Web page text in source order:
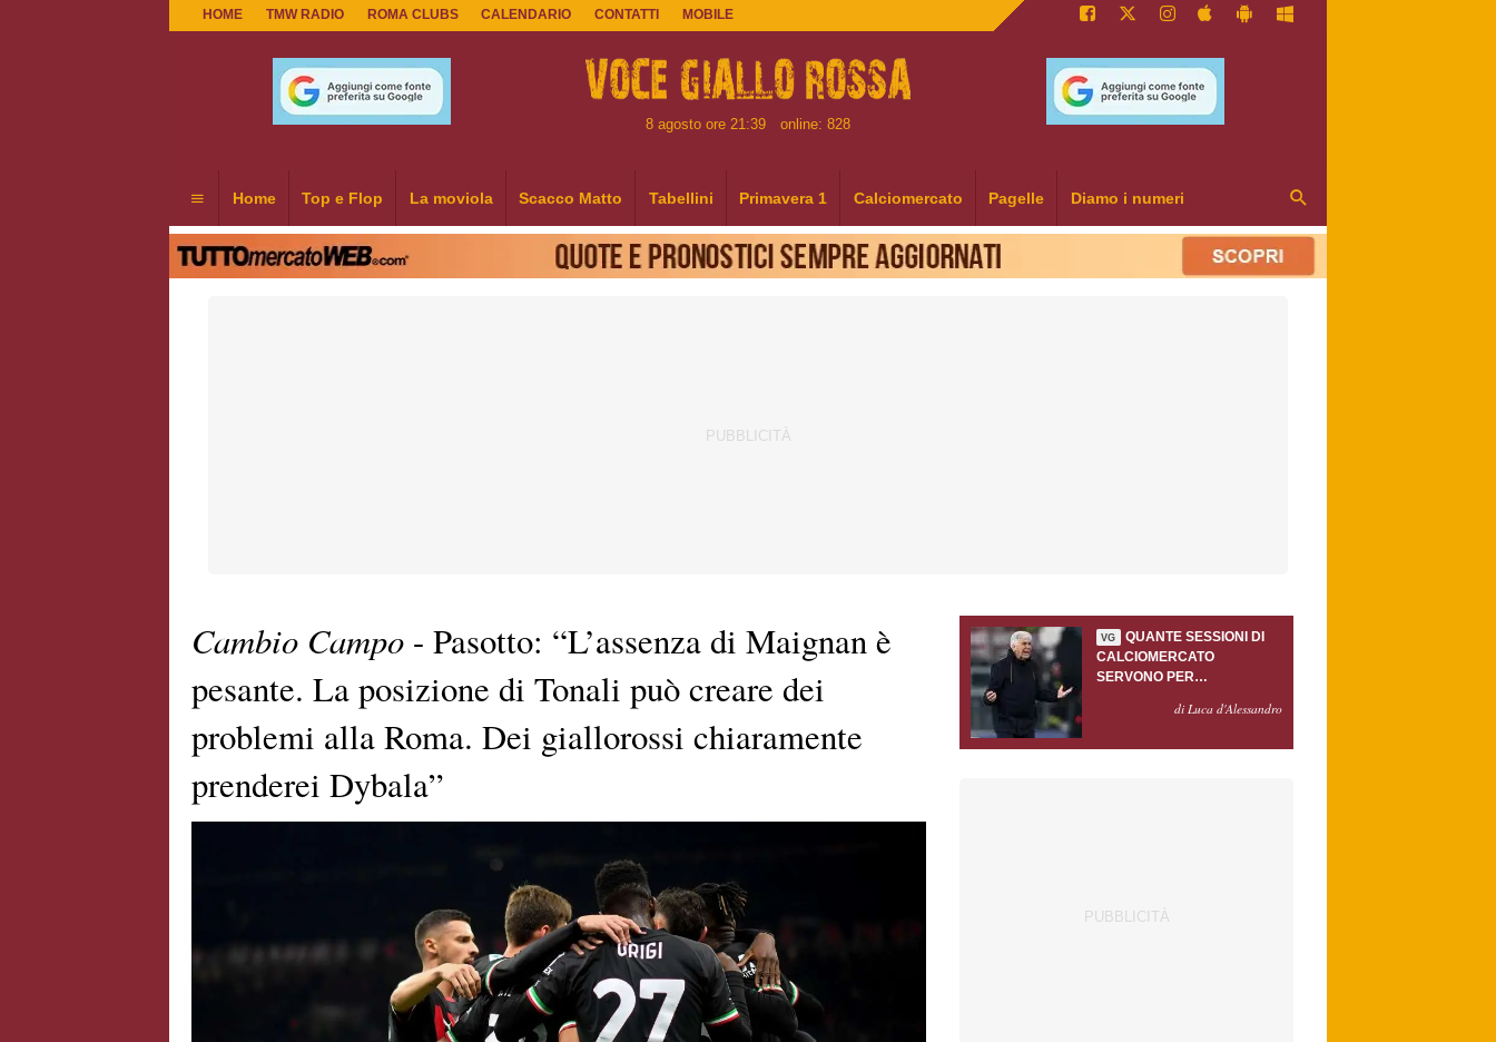
HOME TMW RADIO ROMA CLUBS CALENDARIO CONTATTI MOBILE
8 agosto ore 21:39 online: 828
Home Top e Flop La moviola Scacco Matto Tabellini Primavera 1 Calciomercato Pagelle Diamo i numeri
Cambio Campo - Pasotto: “L’assenza di Maignan è
pesante. La posizione di Tonali può creare dei
problemi alla Roma. Dei giallorossi chiaramente
prenderei Dybala”
VG
QUANTE SESSIONI DI
CALCIOMERCATO
SERVONO PER
GASPERINI?di Luca d'Alessandro